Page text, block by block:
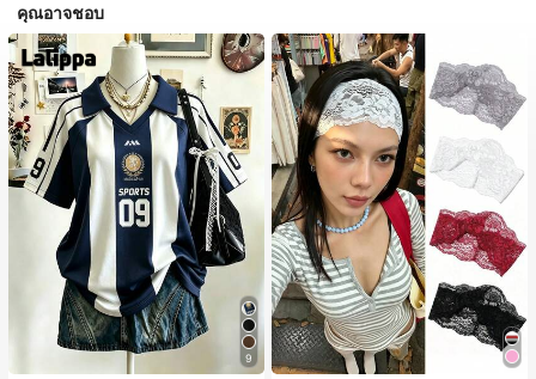
คุณอาจชอบ
9
#1 ขายดี
ใน ยางรัดผมแบบพื้นฐาน เครื่องประดับผมผู้หญิง
เกือบหมดแล้ว!